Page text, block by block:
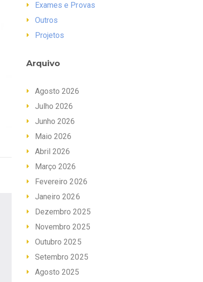
Exames e Provas
Outros
Projetos
Arquivo
Agosto 2026
Julho 2026
Junho 2026
Maio 2026
Abril 2026
Março 2026
Fevereiro 2026
Janeiro 2026
Dezembro 2025
Novembro 2025
Outubro 2025
Setembro 2025
Agosto 2025